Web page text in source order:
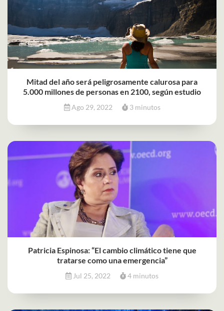
Mitad del año será peligrosamente calurosa para
5.000 millones de personas en 2100, según estudio
Ago 29, 2022 3 minutos
Patricia Espinosa: “El cambio climático tiene que
tratarse como una emergencia”
Jul 25, 2022 4 minutos